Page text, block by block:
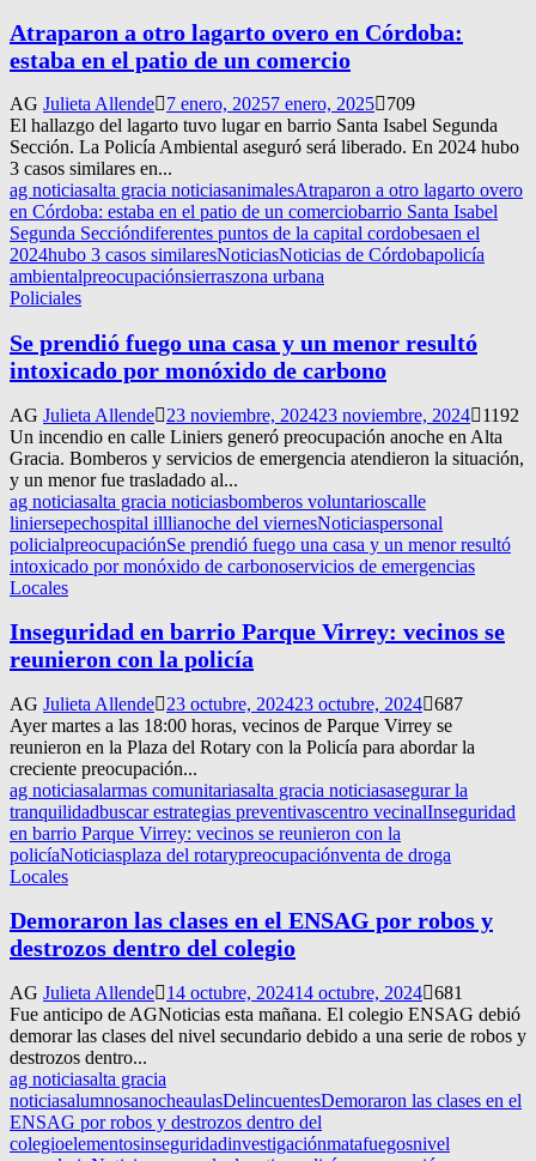
Atraparon a otro lagarto overo en Córdoba:
estaba en el patio de un comercio
AG Julieta Allende 7 enero, 20257 enero, 2025
709
El hallazgo del lagarto tuvo lugar en barrio Santa Isabel Segunda
Sección. La Policía Ambiental aseguró será liberado. En 2024 hubo
3 casos similares en...
ag noticiasalta gracia noticiasanimalesAtraparon a otro lagarto overo
en Córdoba: estaba en el patio de un comerciobarrio Santa Isabel
Segunda Seccióndiferentes puntos de la capital cordobesaen el
2024hubo 3 casos similaresNoticiasNoticias de Córdobapolicía
ambientalpreocupaciónsierraszona urbana
Policiales
Se prendió fuego una casa y un menor resultó
intoxicado por monóxido de carbono
AG Julieta Allende 23 noviembre, 202423 noviembre, 2024
1192
Un incendio en calle Liniers generó preocupación anoche en Alta
Gracia. Bomberos y servicios de emergencia atendieron la situación,
y un menor fue trasladado al...
ag noticiasalta gracia noticiasbomberos voluntarioscalle
liniersepechospital illlianoche del viernesNoticiaspersonal
policialpreocupaciónSe prendió fuego una casa y un menor resultó
intoxicado por monóxido de carbonoservicios de emergencias
Locales
Inseguridad en barrio Parque Virrey: vecinos se
reunieron con la policía
AG Julieta Allende 23 octubre, 202423 octubre, 2024 687
Ayer martes a las 18:00 horas, vecinos de Parque Virrey se
reunieron en la Plaza del Rotary con la Policía para abordar la
creciente preocupación...
ag noticiasalarmas comunitariasalta gracia noticiasasegurar la
tranquilidadbuscar estrategias preventivascentro vecinalInseguridad
en barrio Parque Virrey: vecinos se reunieron con la
policíaNoticiasplaza del rotarypreocupaciónventa de droga
Locales
Demoraron las clases en el ENSAG por robos y
destrozos dentro del colegio
AG Julieta Allende 14 octubre, 202414 octubre, 2024 681
Fue anticipo de AGNoticias esta mañana. El colegio ENSAG debió
demorar las clases del nivel secundario debido a una serie de robos y
destrozos dentro...
ag noticiasalta gracia
noticiasalumnosanocheaulasDelincuentesDemoraron las clases en el
ENSAG por robos y destrozos dentro del
colegioelementosinseguridadinvestigaciónmatafuegosnivel